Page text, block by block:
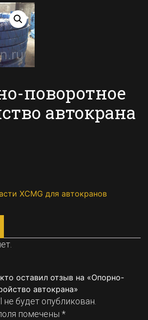
поворотное
автокрана
XCMG для автокранов
оставил отзыв на «Опорно-
автокрана»
будет опубликован.
помечены *